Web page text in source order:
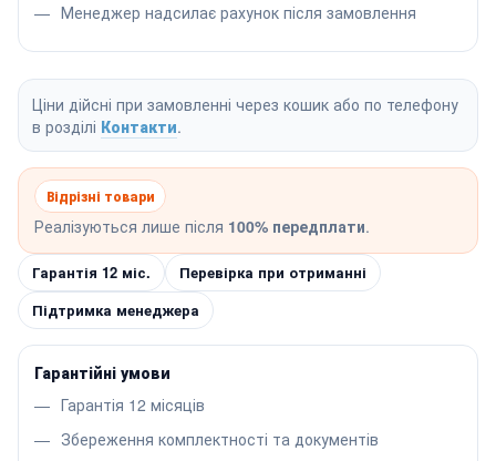
Менеджер надсилає рахунок після замовлення
Ціни дійсні при замовленні через кошик або по телефону
в розділі Контакти.
Відрізні товари
Реалізуються лише після 100% передплати.
Гарантія 12 міс.
Перевірка при отриманні
Підтримка менеджера
Гарантійні умови
Гарантія 12 місяців
Збереження комплектності та документів